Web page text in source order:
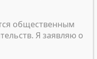
общественным
Я заявляю о